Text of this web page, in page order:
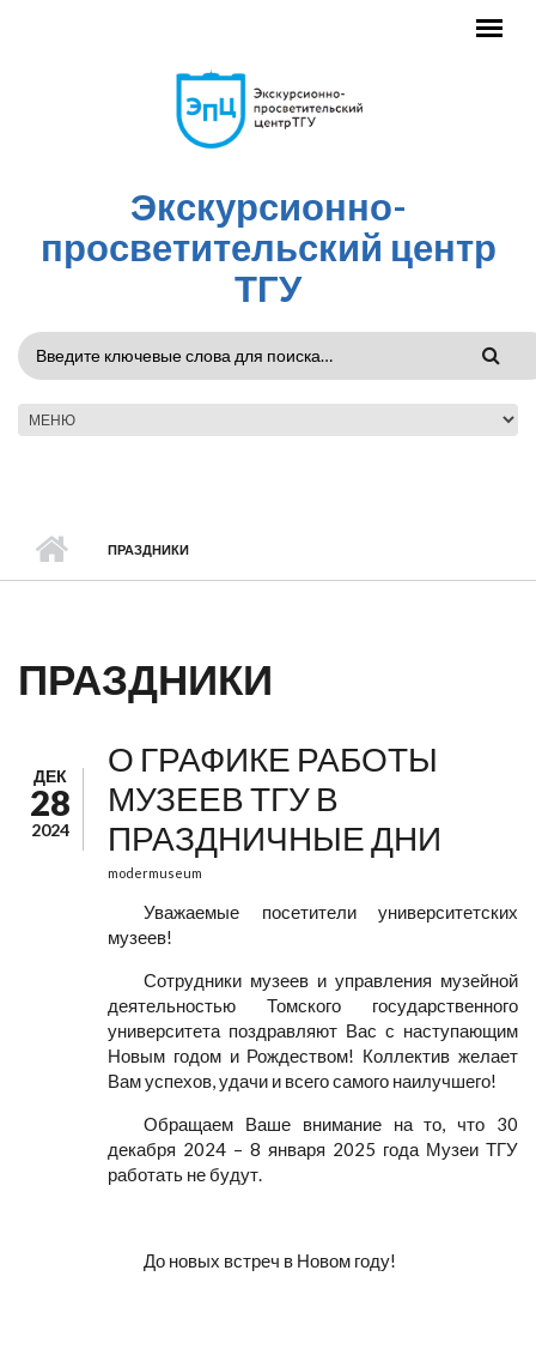
Экскурсионно-
просветительский центр
ТГУ
ФОРМА
ПОИСКА
ПРАЗДНИКИ
ПРАЗДНИКИ
ДЕК
28
2024
О ГРАФИКЕ РАБОТЫ
МУЗЕЕВ ТГУ В
ПРАЗДНИЧНЫЕ ДНИ
modermuseum
Уважаемые посетители университетских
музеев!
Сотрудники музеев и управления музейной
деятельностью Томского государственного
университета поздравляют Вас с наступающим
Новым годом и Рождеством! Коллектив желает
Вам успехов, удачи и всего самого наилучшего!
Обращаем Ваше внимание на то, что 30
декабря 2024 – 8 января 2025 года Музеи ТГУ
работать не будут.
До новых встреч в Новом году!